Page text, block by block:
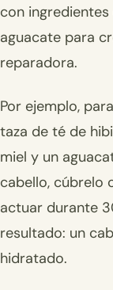
con
aguacate para
reparadora.
Por ejemplo,
taza de té de
miel y un
cabello, cúbrelo
actuar durante
resultado: un
hidratado.